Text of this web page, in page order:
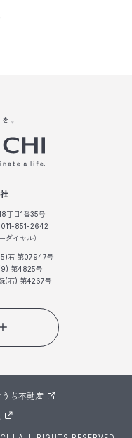
丁目1番35号
851-2642
イヤル）
5)石 第07947号
第4825号
(石) 第4267号
うち不動産